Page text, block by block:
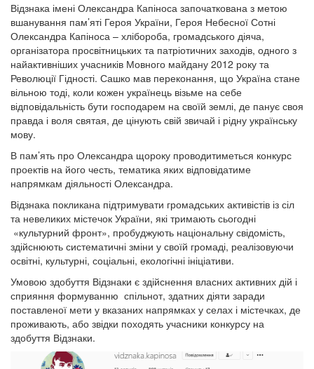
Відзнака імені Олександра Капіноса започаткована з метою
вшанування пам’яті Героя України, Героя Небесної Сотні
Олександра Капіноса – хлібороба, громадського діяча,
організатора просвітницьких та патріотичних заходів, одного з
найактивніших учасників Мовного майдану 2012 року та
Революції Гідності. Сашко мав переконання, що Україна стане
вільною тоді, коли кожен українець візьме на себе
відповідальність бути господарем на своїй землі, де панує своя
правда і воля святая, де цінують свій звичай і рідну українську
мову.
В пам’ять про Олександра щороку проводитиметься конкурс
проектів на його честь, тематика яких відповідатиме
напрямкам діяльності Олександра.
Відзнака покликана підтримувати громадських активістів із сіл
та невеликих містечок України, які тримають сьогодні
«культурний фронт», пробуджують національну свідомість,
здійснюють систематичні зміни у своїй громаді, реалізовуючи
освітні, культурні, соціальні, екологічні ініціативи.
Умовою здобуття Відзнаки є здійснення власних активних дій і
сприяння формуванню спільнот, здатних діяти заради
поставленої мети у вказаних напрямках у селах і містечках, де
проживають, або звідки походять учасники конкурсу на
здобуття Відзнаки.